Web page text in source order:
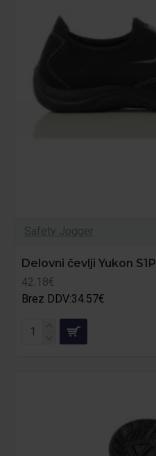
Safety Jogger
Delovni čevlji Yukon S1P
42.18€
Brez DDV:34.57€